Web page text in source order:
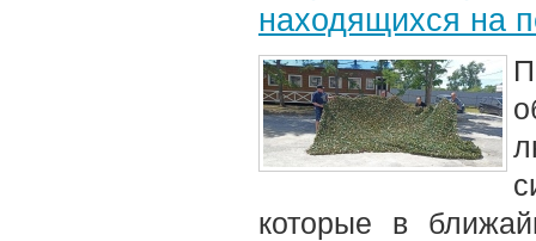
находящихся на
которые в